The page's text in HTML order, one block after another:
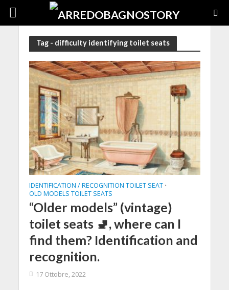
Tag - difficulty identifying toilet seats
IDENTIFICATION / RECOGNITION TOILET SEAT •
OLD MODELS TOILET SEATS
“Older models” (vintage)
toilet seats 🚽, where can I
find them? Identification and
recognition.
17 Ottobre, 2022